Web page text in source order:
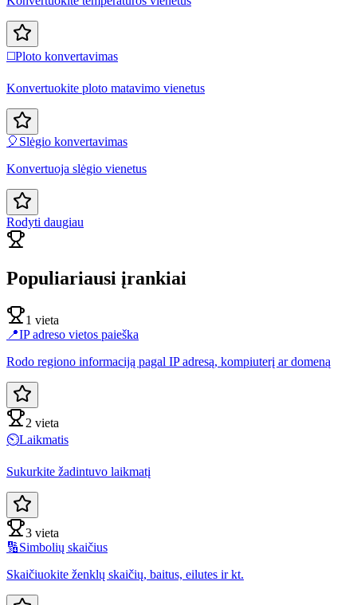
◻️Ploto konvertavimas
Konvertuokite ploto matavimo vienetus
🎈 Slėgio konvertavimas
Konvertuoja slėgio vienetus
Rodyti daugiau
Populiariausi įrankiai
1 vieta
📍IP adreso vietos paieška
Rodo regiono informaciją pagal IP adresą, kompiuterį ar domeną
2 vieta
⏲️Laikmatis
Sukurkite žadintuvo laikmatį
3 vieta
🔢Simbolių skaičius
Skaičiuokite ženklų skaičių, baitus, eilutes ir kt.